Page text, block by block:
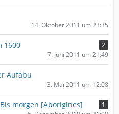
14. Oktober 2011 um 23:35
1600
2
7. Juni 2011 um 21:49
Aufabu
3. Mai 2011 um 12:08
morgen [Aborigines]
1